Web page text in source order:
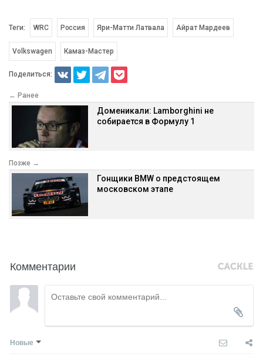
Теги: WRC Россия Яри-Матти Латвала Айрат Мардеев
Volkswagen Камаз-Мастер
Поделиться:
← Ранее
Доменикали: Lamborghini не
собирается в Формулу 1
Позже →
Гонщики BMW о предстоящем
московском этапе
Комментарии
Новые